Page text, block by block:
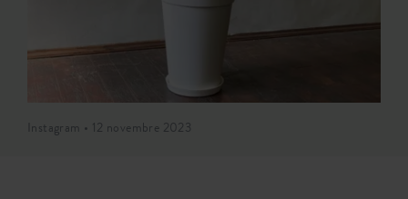
Instagram • 12 novembre 2023